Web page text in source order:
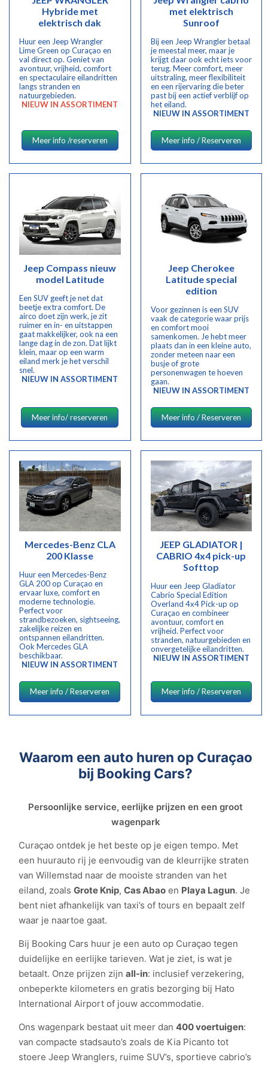
Hybride met
elektrisch dak
Huur een Jeep Wrangler
Lime Green op Curaçao en
val direct op. Geniet van
avontuur, vrijheid, comfort
en spectaculaire eilandritten
langs stranden en
natuurgebieden.
NIEUW IN ASSORTIMENT
Meer info /reserveren
met elektrisch
Sunroof
Bij een Jeep Wrangler betaal
je meestal meer, maar je
krijgt daar ook echt iets voor
terug. Meer comfort, meer
uitstraling, meer flexibiliteit
en een rijervaring die beter
past bij een actief verblijf op
het eiland.
NIEUW IN ASSORTIMENT
Meer info / Reserveren
Jeep Compass nieuw
model Latitude
Een SUV geeft je net dat
beetje extra comfort. De
airco doet zijn werk, je zit
ruimer en in- en uitstappen
gaat makkelijker, ook na een
lange dag in de zon. Dat lijkt
klein, maar op een warm
eiland merk je het verschil
snel.
NIEUW IN ASSORTIMENT
Meer info/ reserveren
Jeep Cherokee
Latitude special
edition
Voor gezinnen is een SUV
vaak de categorie waar prijs
en comfort mooi
samenkomen. Je hebt meer
plaats dan in een kleine auto,
zonder meteen naar een
busje of grote
personenwagen te hoeven
gaan.
NIEUW IN ASSORTIMENT
Meer info / Reserveren
Mercedes-Benz CLA
200 Klasse
Huur een Mercedes-Benz
GLA 200 op Curaçao en
ervaar luxe, comfort en
moderne technologie.
Perfect voor
strandbezoeken, sightseeing,
zakelijke reizen en
ontspannen eilandritten.
Ook Mercedes GLA
beschikbaar.
NIEUW IN ASSORTIMENT
Meer info / Reserveren
JEEP GLADIATOR |
CABRIO 4x4 pick-up
Softtop
Huur een Jeep Gladiator
Cabrio Special Edition
Overland 4x4 Pick-up op
Curaçao en combineer
avontuur, comfort en
vrijheid. Perfect voor
stranden, natuurgebieden en
onvergetelijke eilandritten.
NIEUW IN ASSORTIMENT
Meer info / Reserveren
Waarom een auto huren op Curaçao
bij Booking Cars?
Persoonlijke service, eerlijke prijzen en een groot
wagenpark
Curaçao ontdek je het beste op je eigen tempo. Met
een huurauto rij je eenvoudig van de kleurrijke straten
van Willemstad naar de mooiste stranden van het
eiland, zoalsGrote Knip,Cas Abao en Playa Lagun. Je
bent niet afhankelijk van taxi’s of tours en bepaalt zelf
waar je naartoe gaat.
Bij Booking Cars huur je een auto op Curaçao tegen
duidelijke en eerlijke tarieven. Wat je ziet, is wat je
betaalt. Onze prijzen zijnall-in: inclusief verzekering,
onbeperkte kilometers en gratis bezorging bij Hato
International Airport of jouw accommodatie.
Ons wagenpark bestaat uit meer dan400 voertuigen:
van compacte stadsauto’s zoals de Kia Picanto tot
stoere Jeep Wranglers, ruime SUV’s, sportieve cabrio’s